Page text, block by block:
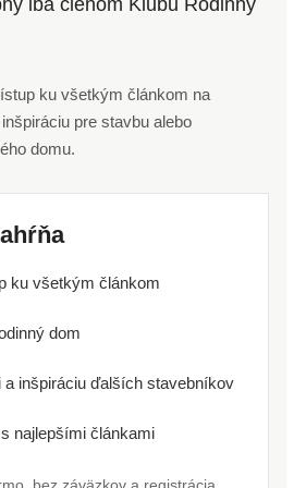
iba členom Klubu Rodinný
ku všetkým článkom na
pre stavbu alebo
domu.
ku všetkým článkom
dom
a inšpiráciu ďalších stavebníkov
najlepšími článkami